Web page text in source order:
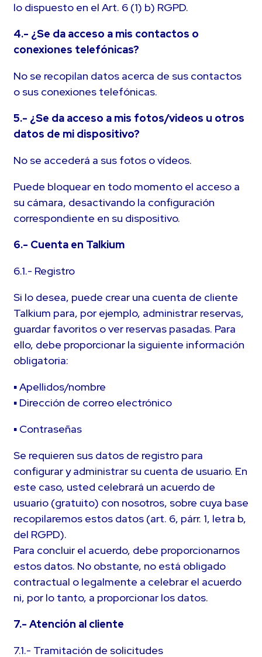
lo dispuesto en el Art. 6 (1) b) RGPD.
4.- ¿Se da acceso a mis contactos o
conexiones telefónicas?
No se recopilan datos acerca de sus contactos
o sus conexiones telefónicas.
5.- ¿Se da acceso a mis fotos/videos u otros
datos de mi dispositivo?
No se accederá a sus fotos o vídeos.
Puede bloquear en todo momento el acceso a
su cámara, desactivando la configuración
correspondiente en su dispositivo.
6.- Cuenta en Talkium
6.1.- Registro
Si lo desea, puede crear una cuenta de cliente
Talkium para, por ejemplo, administrar reservas,
guardar favoritos o ver reservas pasadas. Para
ello, debe proporcionar la siguiente información
obligatoria:
▪ Apellidos/nombre
▪ Dirección de correo electrónico
▪ Contraseñas
Se requieren sus datos de registro para
configurar y administrar su cuenta de usuario. En
este caso, usted celebrará un acuerdo de
usuario (gratuito) con nosotros, sobre cuya base
recopilaremos estos datos (art. 6, párr. 1, letra b,
del RGPD).
Para concluir el acuerdo, debe proporcionarnos
estos datos. No obstante, no está obligado
contractual o legalmente a celebrar el acuerdo
ni, por lo tanto, a proporcionar los datos.
7.- Atención al cliente
7.1.- Tramitación de solicitudes